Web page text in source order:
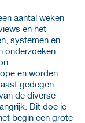
aantal weken
en het
systemen en
onderzoeken
en worden
gedegen
de diverse
Dit doe je
begin een grote